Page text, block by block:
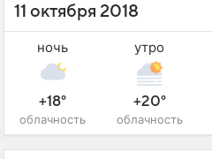
11 октября 2018
ночь
+18°
облачность
утро
+20°
облачность